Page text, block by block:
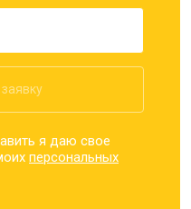
я даю свое
персональных